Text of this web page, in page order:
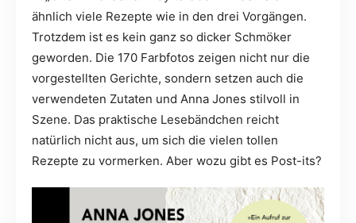
ähnlich viele Rezepte wie in den drei Vorgängen.
Trotzdem ist es kein ganz so dicker Schmöker
geworden. Die 170 Farbfotos zeigen nicht nur die
vorgestellten Gerichte, sondern setzen auch die
verwendeten Zutaten und Anna Jones stilvoll in
Szene. Das praktische Lesebändchen reicht
natürlich nicht aus, um sich die vielen tollen
Rezepte zu vormerken. Aber wozu gibt es Post-its?